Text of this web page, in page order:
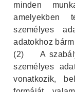
minden
amelyekben
személyes
adatokhoz
(2)
A
személyes
vonatkozik,